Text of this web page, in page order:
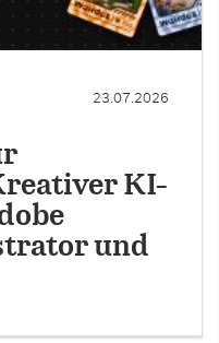
23.07.2026
KI-
und